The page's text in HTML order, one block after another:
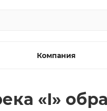
Компания
«I»